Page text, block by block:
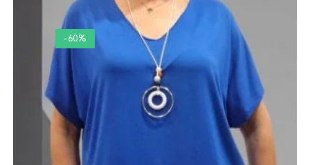
-60%